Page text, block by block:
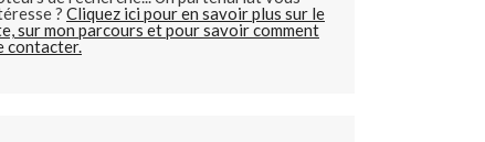
? Cliquez ici pour en savoir plus sur le
sur mon parcours et pour savoir comment
contacter.